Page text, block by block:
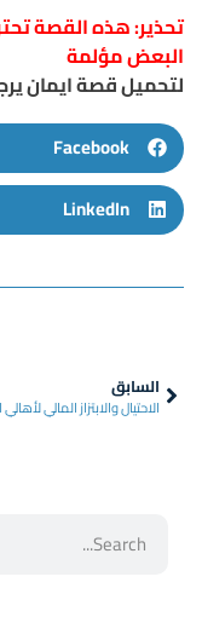
تحذير: هذه القصة
البعض مؤلمة
لتحميل قصة ايمان
Facebook
LinkedIn
السابق